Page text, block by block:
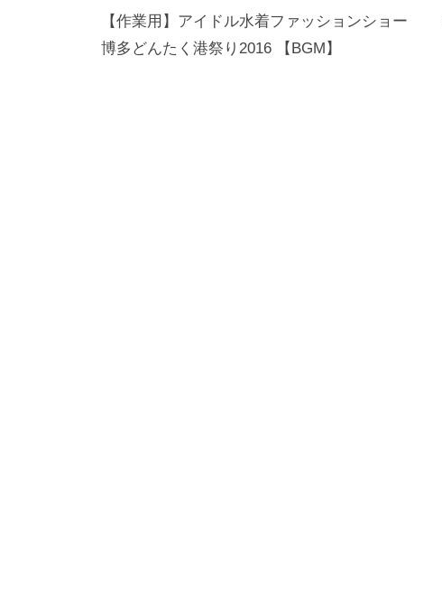
稿
ナ
【作業用】アイドル水着ファッションショー
博多どんたく港祭り2016 【BGM】